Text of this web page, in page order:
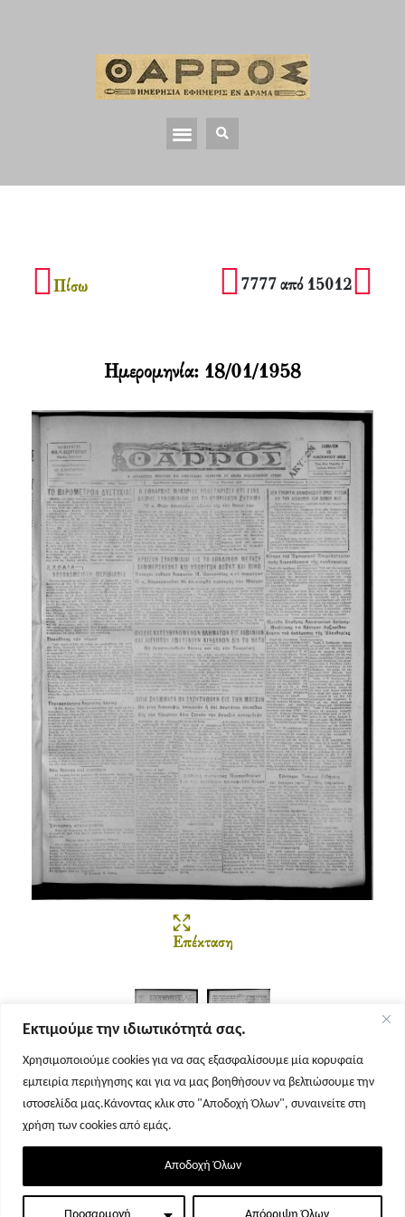
Εκτιμούμε την ιδιωτικότητά σας.
Χρησιμοποιούμε cookies για να σας εξασφαλίσουμε μία κορυφαία
εμπειρία περιήγησης και για να μας βοηθήσουν να βελτιώσουμε την
ιστοσελίδα μας.Κάνοντας κλικ στο "Αποδοχή Όλων", συναινείτε στη
χρήση των cookies από εμάς.
Προσαρμογή Απόρριψη Όλων
Αποδοχή Όλων
Πίσω 7777 από 15012
Επέκταση
Σελίδα 1 Σελίδα 2
Ημερομηνία: 18/01/1958